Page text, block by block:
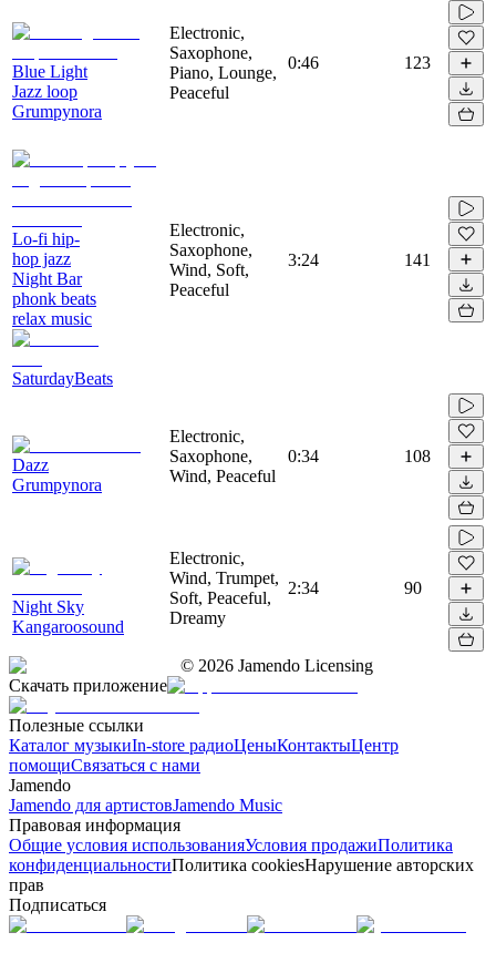
Blue Light
Jazz loop
Grumpynora
Electronic,
Saxophone,
Piano, Lounge,
Peaceful
0:46 123
Lo-fi hip-
hop jazz
Night Bar
phonk beats
relax music
SaturdayBeats
Electronic,
Saxophone,
Wind, Soft,
Peaceful
3:24 141
Dazz
Grumpynora
Electronic,
Saxophone,
Wind, Peaceful
0:34 108
Night Sky
Kangaroosound
Electronic,
Wind, Trumpet,
Soft, Peaceful,
Dreamy
2:34 90
© 2026 Jamendo Licensing
Скачать приложение
Полезные ссылки
Каталог музыкиIn-store радиоЦеныКонтактыЦентр
помощиСвязаться с нами
Jamendo
Jamendo для артистовJamendo Music
Правовая информация
Общие условия использованияУсловия продажиПолитика
конфиденциальностиПолитика cookiesНарушение авторских
прав
Подписаться